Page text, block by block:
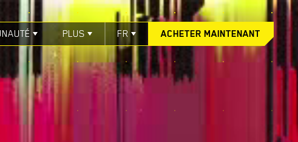
PLUS FR ACHETER MAINTENANT